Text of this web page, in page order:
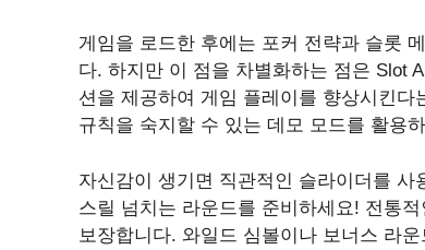
게임을 로드한 후에는 포커 전략과 슬롯
다. 하지만 이 점을 차별화하는 점은 Slot
션을 제공하여 게임 플레이를 향상시킨
규칙을 숙지할 수 있는 데모 모드를 활용
자신감이 생기면 직관적인 슬라이더를
스릴 넘치는 라운드를 준비하세요! 전통
보장합니다. 와일드 심볼이나 보너스 라